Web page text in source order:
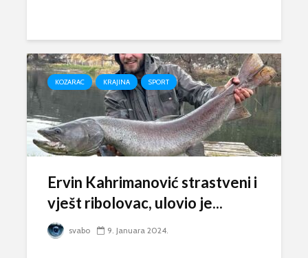
KOZARAC KRAJINA SPORT
Ervin Kahrimanović strastveni i
vješt ribolovac, ulovio je...
svabo 9. Januara 2024.